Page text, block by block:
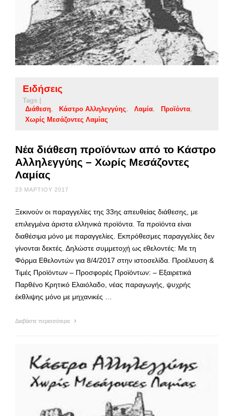
Ειδήσεις
Tags |
Διάθεση
Κάστρο Αλληλεγγύης Λαμία
Προϊόντα
Χωρίς Μεσάζοντες Λαμίας
Νέα διάθεση προϊόντων από το Κάστρο
Αλληλεγγύης – Χωρίς Μεσάζοντες
Λαμίας
23 ΜΑΡΤΊΟΥ 2017
Ξεκινούν οι παραγγελίες της 33ης απευθείας διάθεσης, με
επιλεγμένα άριστα ελληνικά προϊόντα. Τα προϊόντα είναι
διαθέσιμα μόνο με παραγγελίες. Εκπρόθεσμες παραγγελίες δεν
γίνονται δεκτές. Δηλώστε συμμετοχή ως εθελοντές: Με τη
Φόρμα Εθελοντών για 8/4/2017 στην ιστοσελίδα. Προέλευση &
Τιμές Προϊόντων – Προσφορές Προϊόντων: – Εξαιρετικά
Παρθένο Κρητικό Ελαιόλαδο, νέας παραγωγής, ψυχρής
έκθλιψης μόνο με μηχανικές …
Διαβάστε περισσότερα